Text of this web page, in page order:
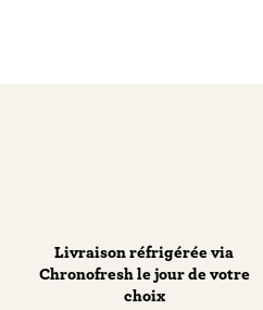
Livraison réfrigérée via
Chronofresh le jour de votre
choix